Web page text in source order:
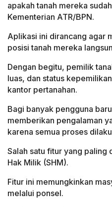
apakah tanah mereka
Kementerian ATR/BPN.
Aplikasi ini dirancang agar
posisi tanah mereka
Dengan begitu, pemilik
luas, dan status
kantor pertanahan.
Bagi banyak pengguna
memberikan pengalaman
karena semua proses
Salah satu fitur yang paling
Hak Milik (SHM).
Fitur ini memungkinkan
melalui ponsel.